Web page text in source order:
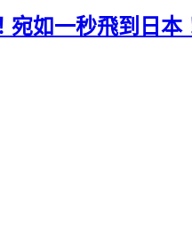
如一秒飛到日